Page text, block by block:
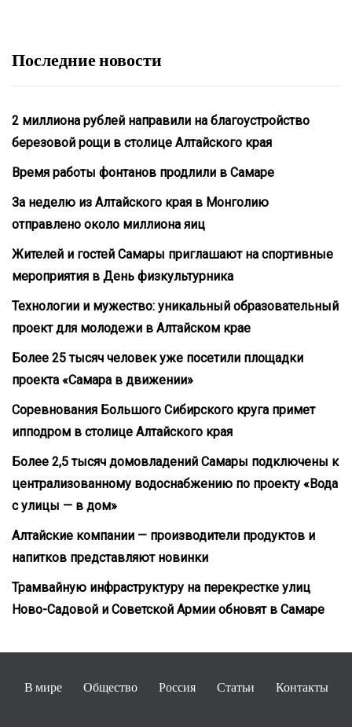
Последние новости
2 миллиона рублей направили на благоустройство
березовой рощи в столице Алтайского края
Время работы фонтанов продлили в Самаре
За неделю из Алтайского края в Монголию
отправлено около миллиона яиц
Жителей и гостей Самары приглашают на спортивные
мероприятия в День физкультурника
Технологии и мужество: уникальный образовательный
проект для молодежи в Алтайском крае
Более 25 тысяч человек уже посетили площадки
проекта «Самара в движении»
Соревнования Большого Сибирского круга примет
ипподром в столице Алтайского края
Более 2,5 тысяч домовладений Самары подключены к
централизованному водоснабжению по проекту «Вода
с улицы — в дом»
Алтайские компании — производители продуктов и
напитков представляют новинки
Трамвайную инфраструктуру на перекрестке улиц
Ново-Садовой и Советской Армии обновят в Самаре
В мире Общество Россия Статьи Контакты